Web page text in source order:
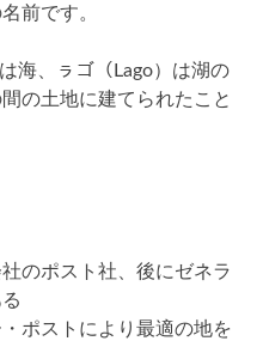
前です。
海、ㇻゴ（Lago）は湖の
の土地に建てられたこと
のポスト社、後にゼネラ
ポストにより最適の地を